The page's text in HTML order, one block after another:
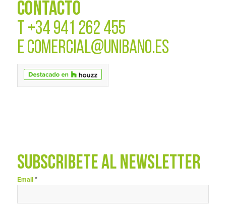
CONTACTO
T +34 941 262 455
E COMERCIAL@UNIBANO.ES
SUBSCRÍBETE AL NEWSLETTER
Email*